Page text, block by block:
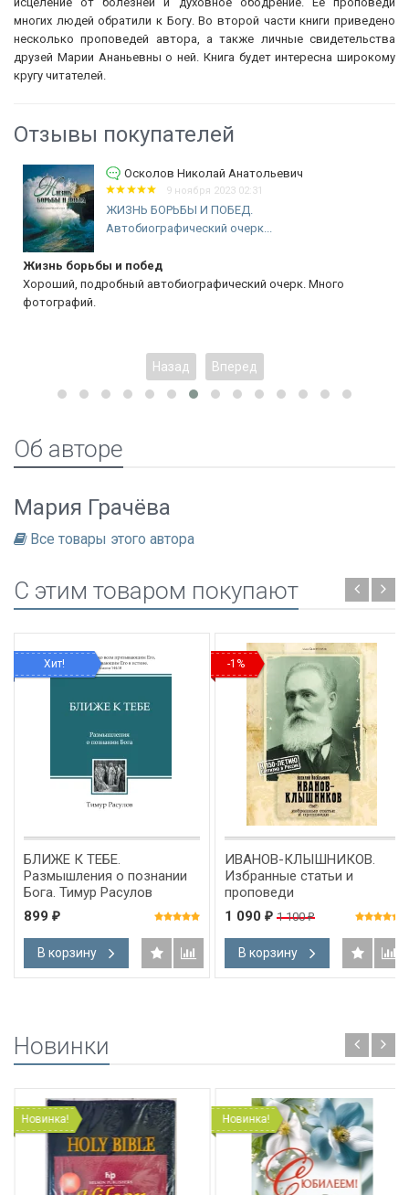
многих людей обратили к Богу. Во второй части книги приведено
несколько проповедей автора, а также личные свидетельства
друзей Марии Ананьевны о ней. Книга будет интересна широкому
кругу читателей.
Отзывы покупателей
Осколов Николай Анатольевич
9 ноября 2023 02:31
ЖИЗНЬ БОРЬБЫ И ПОБЕД.
Автобиографический очерк...
Жизнь борьбы и побед
Хороший, подробный автобиографический очерк. Много
фотографий.
Назад Вперед
Об авторе
Мария Грачёва
Все товары этого автора
C этим товаром покупают
Хит!
БЛИЖЕ К ТЕБЕ.
Размышления о познании
Бога. Тимур Расулов
899 ₽
В корзину
-1%
ИВАНОВ-КЛЫШНИКОВ.
Избранные статьи и
проповеди
1 090 ₽ 1 100₽
В корзину
Новинки
Новинка! Новинка!